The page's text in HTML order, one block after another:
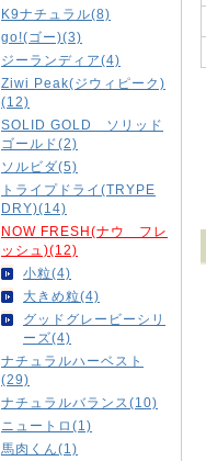
K9ナチュラル(8)
go!(ゴー)(3)
ジーランディア(4)
Ziwi Peak(ジウィピーク)
(12)
SOLID GOLD ソリッド
ゴールド(2)
ソルビダ(5)
トライプドライ(TRYPE
DRY)(14)
NOW FRESH(ナウ フレ
ッシュ)(12)
小粒(4)
大きめ粒(4)
グッドグレービーシリ
ーズ(4)
ナチュラルハーベスト
(29)
ナチュラルバランス(10)
ニュートロ(1)
馬肉くん(1)